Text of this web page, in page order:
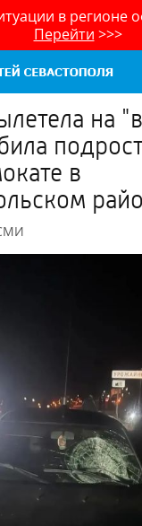
в регионе
Перейти >>>
на
в